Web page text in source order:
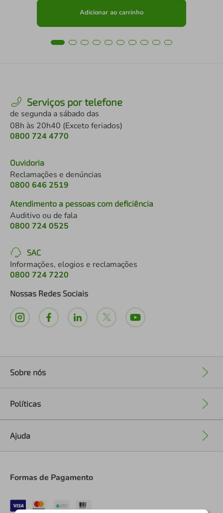
Adicionar ao carrinho
Serviços por telefone
de segunda a sábado das
08h às 20h40 (Exceto feriados)
0800 724 4770
Ouvidoria
Reclamações e denúncias
0800 646 2519
Atendimento a pessoas com deficiência
Auditivo ou de fala
0800 724 0525
SAC
Informações, elogios e reclamações
0800 724 7220
Nossas Redes Sociais
Sobre nós
Políticas
Ajuda
Formas de Pagamento